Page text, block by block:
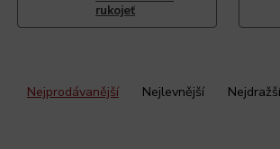
rukojeť
Nejprodávanější Nejlevnější Nejdražší